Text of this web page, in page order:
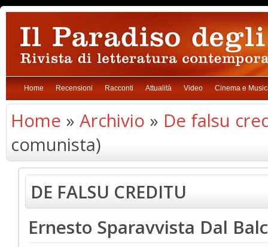
Home Recensioni Racconti Attualità Video Cinema e
Home » Archivio » De falsu
comunista)
DE FALSU CREDITU
Ernesto Sparavvista Dal